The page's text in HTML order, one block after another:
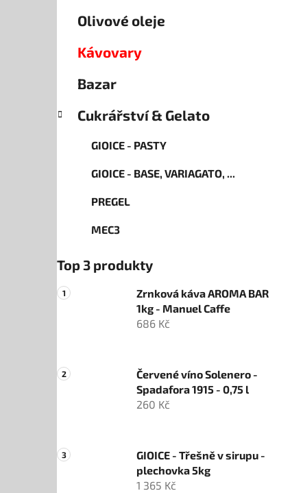
Olivové oleje
Kávovary
Bazar
Cukrářství & Gelato
GIOICE - PASTY
GIOICE - BASE, VARIAGATO, ...
PREGEL
MEC3
Top 3 produkty
Zrnková káva AROMA BAR
1kg - Manuel Caffe
686 Kč
Červené víno Solenero -
Spadafora 1915 - 0,75 l
260 Kč
GIOICE - Třešně v sirupu -
plechovka 5kg
1 365 Kč